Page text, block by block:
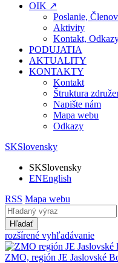
OIK ↗
Poslanie,
Aktivity
Kontakt,
PODUJATIA
AKTUALITY
KONTAKTY
Kontakt
Štruktura
Napište nám
Mapa webu
Odkazy
SKSlovensky
SKSlovensky
ENEnglish
RSS Mapa webu
Hľadať
rozšírené vyhľadávanie
ZMO, región JE Jaslovské